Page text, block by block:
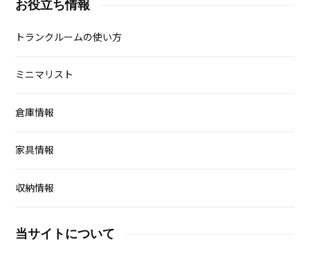
お役立ち情報
トランクルームの使い方
ミニマリスト
倉庫情報
家具情報
収納情報
当サイトについて